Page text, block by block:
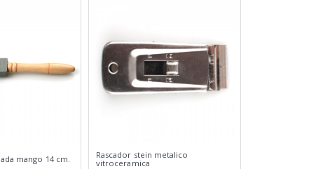
mango 14 cm.
Rascador stein metalico
vitroceramica